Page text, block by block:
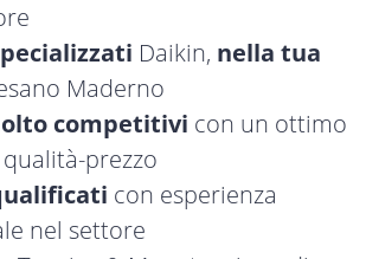
Daikin, nella tua
Maderno
competitivi con un ottimo
prezzo
con esperienza
nel settore